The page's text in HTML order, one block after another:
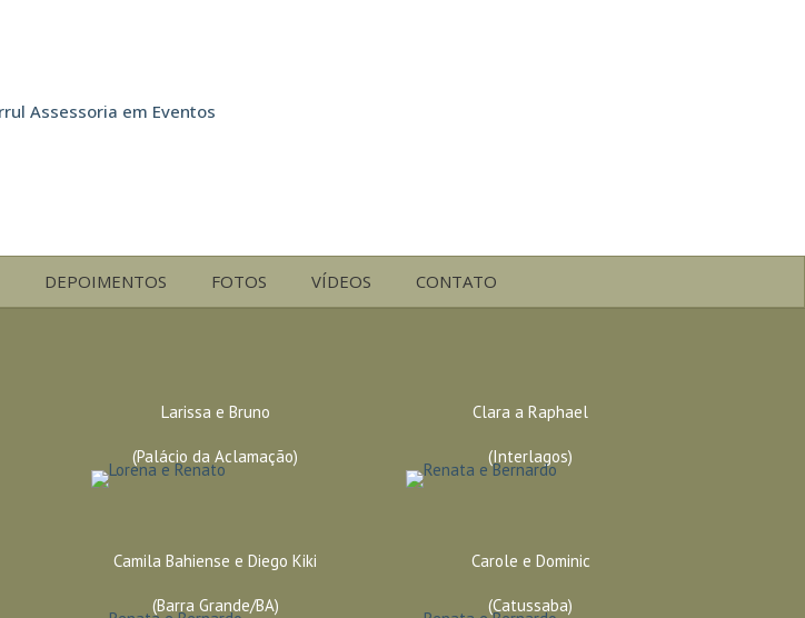
DEPOIMENTOS FOTOS VÍDEOS CONTATO
Larissa e Bruno
(Palácio da Aclamação)
Clara a Raphael
(Interlagos)
Camila Bahiense e Diego Kiki
(Barra Grande/BA)
Carole e Dominic
(Catussaba)